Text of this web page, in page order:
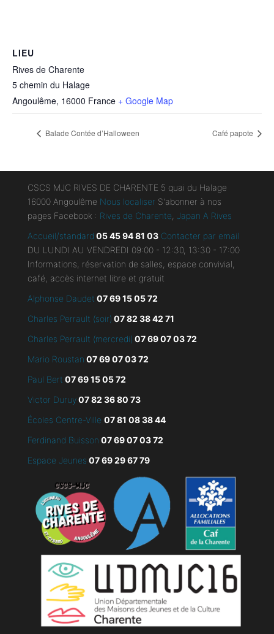
LIEU
Rives de Charente
5 chemin du Halage
Angoulême, 16000 France + Google Map
Balade Contée d’Halloween Café papote
CSCS MJC RIVES DE CHARENTE 5 quai du Halage
16000 Angoulême Nous localiser S'abonner à nos
pages Facebook : Rives de Charente Japan A Rives
Accueil/standard 05 45 94 81 03 Contacter par email
DU LUNDI AU VENDREDI 09:00 - 12:30, 13:30 - 17:00
Informations, réservation de salles, espace convivial,
café, accès internet libre et gratuit
Alphonse Daudet 07 69 15 05 72
Charles Perrault (soir) 07 82 38 42 71
Charles Perrault (mercredi) 07 69 07 03 72
Mario Roustan 07 69 07 03 72
Paul Bert 07 69 15 05 72
Victor Duruy07 82 36 80 73
Écoles Centre-Ville 07 81 08 38 44
Ferdinand Buisson 0769 07 03 72
Espace Jeunes 07 69 29 67 79